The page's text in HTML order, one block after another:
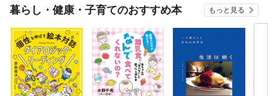
暮らし・健康・子育てのおすすめ本 もっと見る